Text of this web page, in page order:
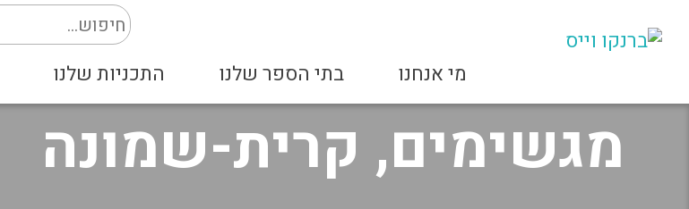
מי אנחנו בתי הספר שלנו התכניות שלנו בתי הספר שלנו
מגשימים, קרית-שמונה